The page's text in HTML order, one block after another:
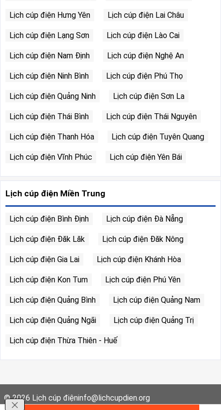
Lịch cúp điện Hưng Yên Lịch cúp điện Lai Châu
Lịch cúp điện Lạng Sơn Lịch cúp điện Lào Cai
Lịch cúp điện Nam Định Lịch cúp điện Nghệ An
Lịch cúp điện Ninh Bình Lịch cúp điện Phú Thọ
Lịch cúp điện Quảng Ninh Lịch cúp điện Sơn La
Lịch cúp điện Thái Bình Lịch cúp điện Thái Nguyên
Lịch cúp điện Thanh Hóa Lịch cúp điện Tuyên Quang
Lịch cúp điện Vĩnh Phúc Lịch cúp điện Yên Bái
Lịch cúp điện Miền Trung
Lịch cúp điện Bình Định Lịch cúp điện Đà Nẵng
Lịch cúp điện Đăk Lăk Lịch cúp điện Đăk Nông
Lịch cúp điện Gia Lai Lịch cúp điện Khánh Hòa
Lịch cúp điện Kon Tum Lịch cúp điện Phú Yên
Lịch cúp điện Quảng Bình Lịch cúp điện Quảng Nam
Lịch cúp điện Quảng Ngãi Lịch cúp điện Quảng Trị
Lịch cúp điện Thừa Thiên - Huế
© 2026 Lịch cúp điệninfo@lichcupdien.org